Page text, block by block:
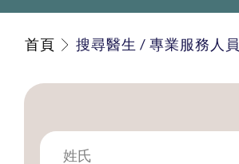
首頁 搜尋醫生 / 專業服務人員